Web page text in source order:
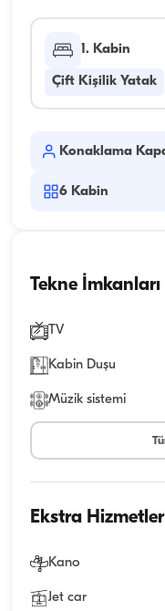
1. Kabin
Çift Kişilik Yatak
Konaklama
6 Kabin
Tekne İmkanları
TV
Kabin Duşu
Müzik sistemi
Ekstra Hizmetler
Kano
Jet car